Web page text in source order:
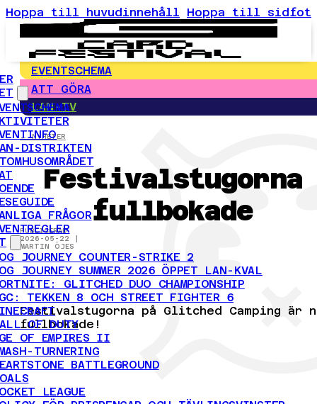
Hoppa till huvudinnehåll Hoppa till sidfot
DISTRIKTEN
FRÅGOR
JOURNEY COUNTER-STRIKE 2
JOURNEY SUMMER 2026 ÖPPET LAN-KVAL
GLITCHED DUO CHAMPIONSHIP
TEKKEN 8 OCH STREET FIGHTER 6
OF DUTY
OF EMPIRES II
TURNERING
BATTLEGROUND
LEAGUE
EVENTSCHEMA
ATT GÖRA
LAN-TV
← NYHETER
Festivalstugorna
fullbokade
PUBLICERAD
2026-05-22 |
MARTIN ÖJES
Festivalstugorna på Glitched Camping är
fullbokade!